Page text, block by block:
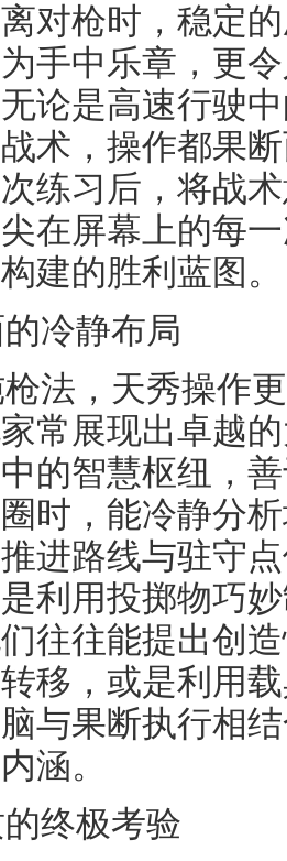
对枪时，稳定
手中乐章，更
论是高速行驶
术，操作都果
练习后，将战
在屏幕上的每
建的胜利蓝图。
冷静布局
法，天秀操作
常展现出卓越
的智慧枢纽，
时，能冷静分
进路线与驻守
利用投掷物巧
往往能提出创
移，或是利用
与果断执行相
涵。
终极考验